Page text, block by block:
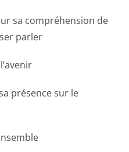
sa compréhension de
parler
présence sur le